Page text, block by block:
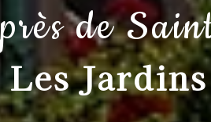
de
Les